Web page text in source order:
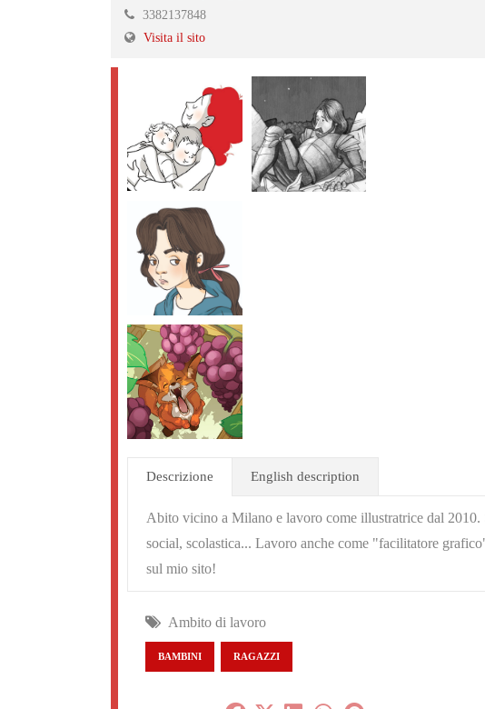
3382137848
Visita il sito
Descrizione English description
Abito vicino a Milano e lavoro come illustratrice dal
social, scolastica... Lavoro anche come "facilitatore
sul mio sito!
Ambito di lavoro
BAMBINI RAGAZZI